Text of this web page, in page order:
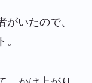
いたので、